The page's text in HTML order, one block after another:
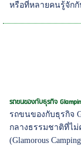
หรือที่หลายคนรู้จัก
รถขนของกับธุรกิจ
รถขนของกับธุรกิจ
กลางธรรมชาติที่ไม่
(Glamorous